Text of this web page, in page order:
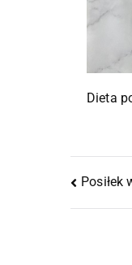
Dieta
Posiłek